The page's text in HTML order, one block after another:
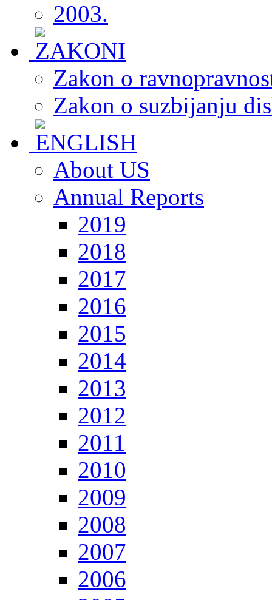
2003.
Zakon o
Zakon o suzbijanju
About US
Annual Reports
2019
2018
2017
2016
2015
2014
2013
2012
2011
2010
2009
2008
2007
2006